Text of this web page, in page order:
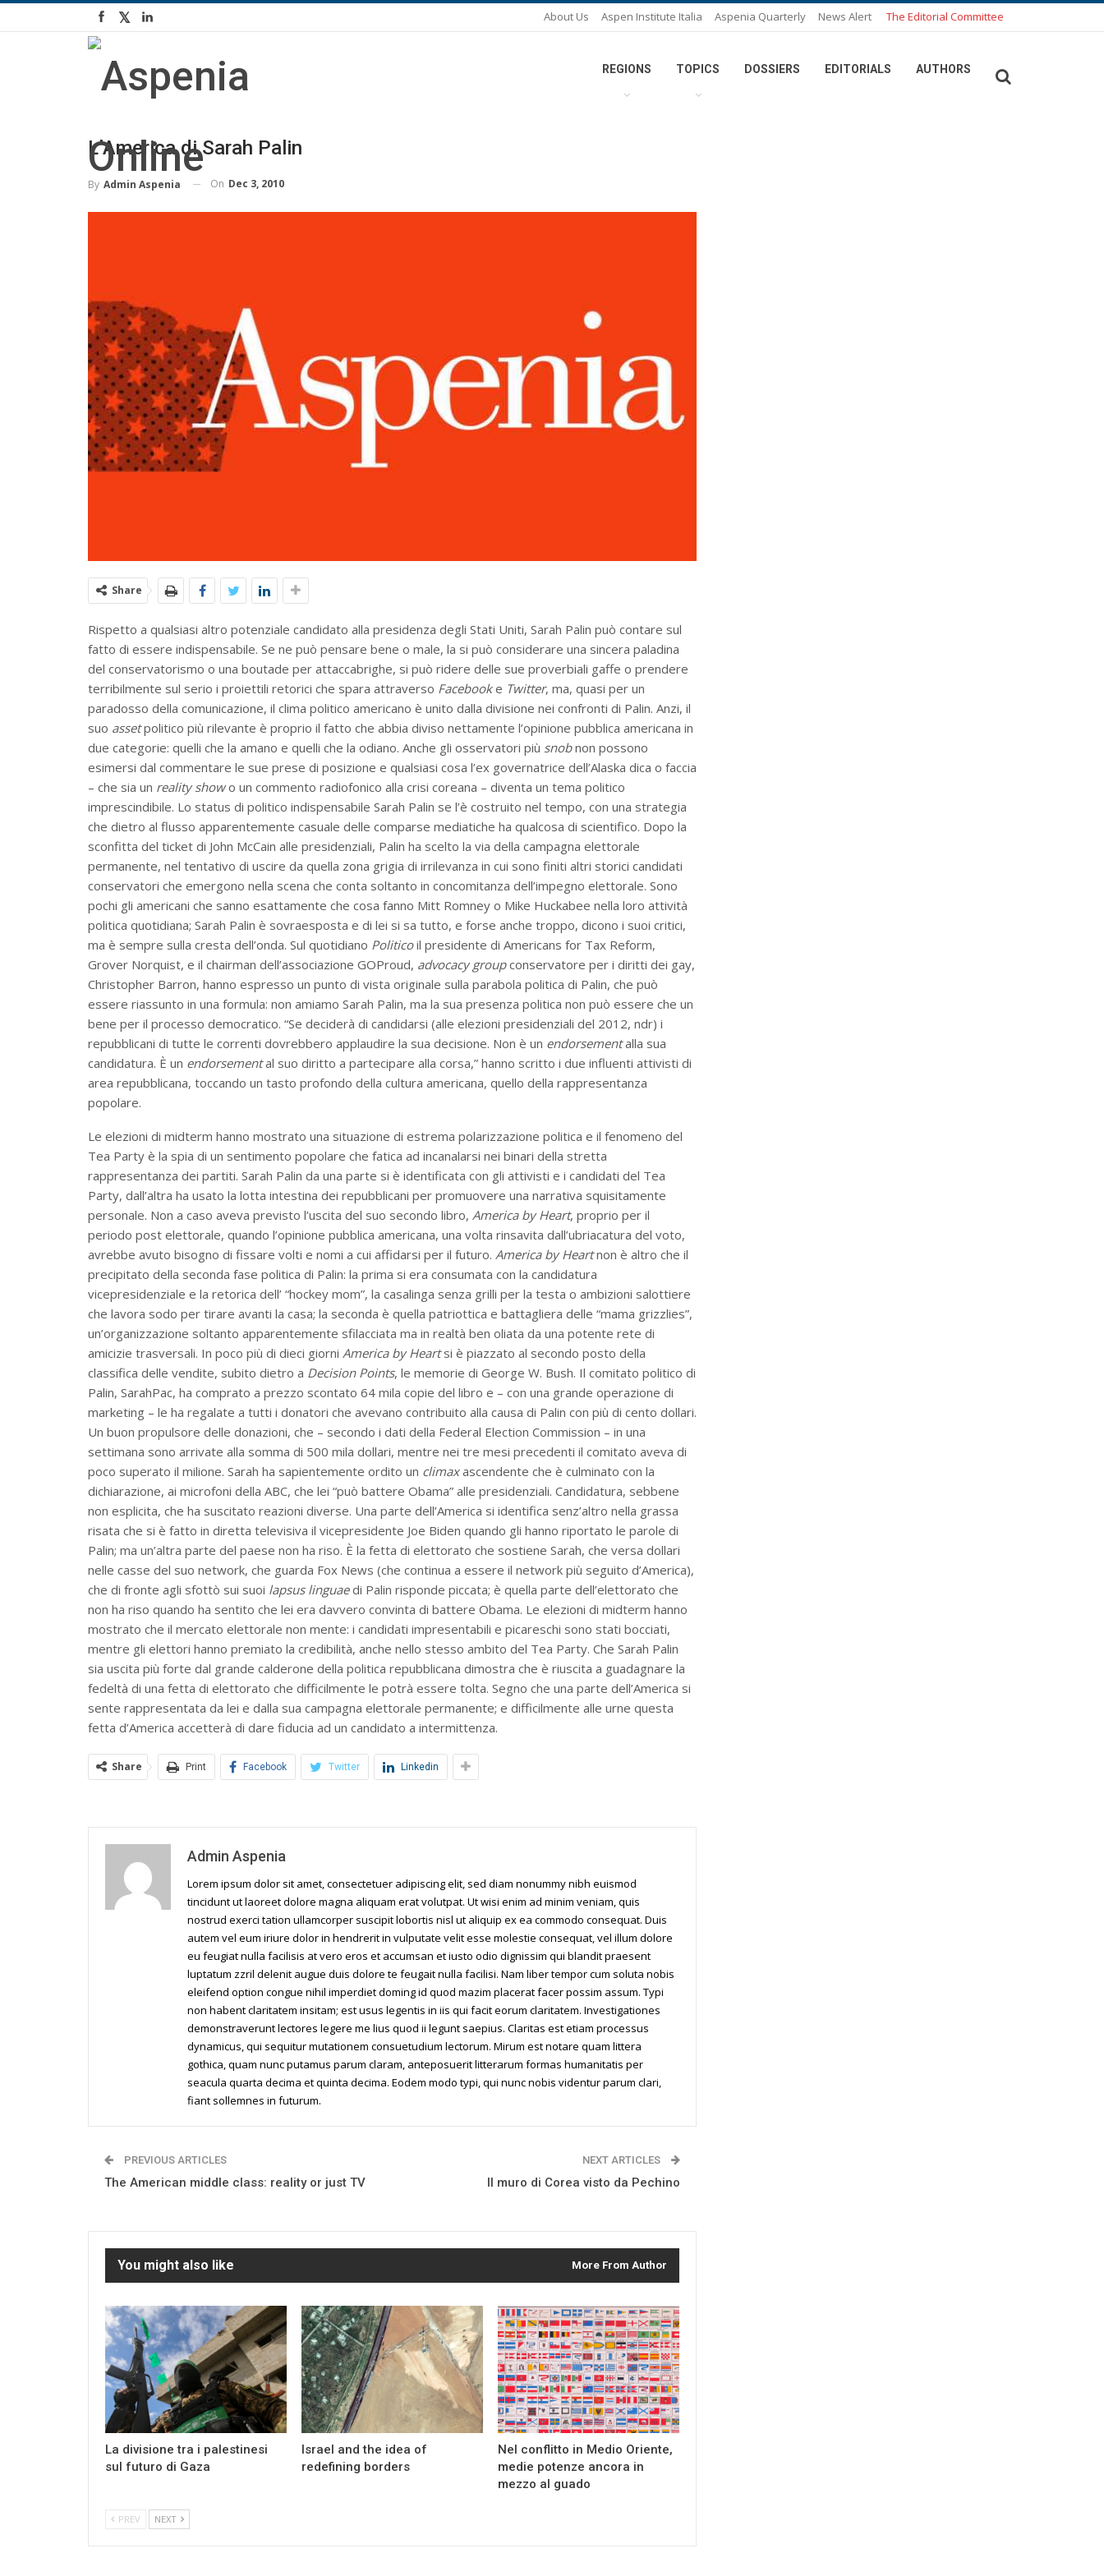
About Us Aspen Institute Italia Aspenia Quarterly News Alert The Editorial Committee
REGIONS TOPICS DOSSIERS EDITORIALS AUTHORS
L’America di Sarah Palin
By Admin Aspenia On Dec 3, 2010
Share
Rispetto a qualsiasi altro potenziale candidato alla presidenza degli Stati Uniti, Sarah Palin può contare sul
fatto di essere indispensabile. Se ne può pensare bene o male, la si può considerare una sincera paladina
del conservatorismo o una boutade per attaccabrighe, si può ridere delle sue proverbiali gaffe o prendere
terribilmente sul serio i proiettili retorici che spara attraverso Facebooke Twitter, ma, quasi per un
paradosso della comunicazione, il clima politico americano è unito dalla divisione nei confronti di Palin. Anzi, il
suo assetpolitico più rilevante è proprio il fatto che abbia diviso nettamente l’opinione pubblica americana in
due categorie: quelli che la amano e quelli che la odiano. Anche gli osservatori più snobnon possono
esimersi dal commentare le sue prese di posizione e qualsiasi cosa l’ex governatrice dell’Alaska dica o faccia
– che sia un reality showo un commento radiofonico alla crisi coreana – diventa un tema politico
imprescindibile. Lo status di politico indispensabile Sarah Palin se l’è costruito nel tempo, con una strategia
che dietro al flusso apparentemente casuale delle comparse mediatiche ha qualcosa di scientifico. Dopo la
sconfitta del ticket di John McCain alle presidenziali, Palin ha scelto la via della campagna elettorale
permanente, nel tentativo di uscire da quella zona grigia di irrilevanza in cui sono finiti altri storici candidati
conservatori che emergono nella scena che conta soltanto in concomitanza dell’impegno elettorale. Sono
pochi gli americani che sanno esattamente che cosa fanno Mitt Romney o Mike Huckabee nella loro attività
politica quotidiana; Sarah Palin è sovraesposta e di lei si sa tutto, e forse anche troppo, dicono i suoi critici,
ma è sempre sulla cresta dell’onda. Sul quotidiano Politicoil presidente di Americans for Tax Reform,
Grover Norquist, e il chairman dell’associazione GOProud, advocacy groupconservatore per i diritti dei gay,
Christopher Barron, hanno espresso un punto di vista originale sulla parabola politica di Palin, che può
essere riassunto in una formula: non amiamo Sarah Palin, ma la sua presenza politica non può essere che un
bene per il processo democratico. “Se deciderà di candidarsi (alle elezioni presidenziali del 2012, ndr) i
repubblicani di tutte le correnti dovrebbero applaudire la sua decisione. Non è un endorsementalla sua
candidatura. È un endorsemental suo diritto a partecipare alla corsa,” hanno scritto i due influenti attivisti di
area repubblicana, toccando un tasto profondo della cultura americana, quello della rappresentanza
popolare.
Le elezioni di midterm hanno mostrato una situazione di estrema polarizzazione politica e il fenomeno del
Tea Party è la spia di un sentimento popolare che fatica ad incanalarsi nei binari della stretta
rappresentanza dei partiti. Sarah Palin da una parte si è identificata con gli attivisti e i candidati del Tea
Party, dall’altra ha usato la lotta intestina dei repubblicani per promuovere una narrativa squisitamente
personale. Non a caso aveva previsto l’uscita del suo secondo libro, America by Heart, proprio per il
periodo post elettorale, quando l’opinione pubblica americana, una volta rinsavita dall’ubriacatura del voto,
avrebbe avuto bisogno di fissare volti e nomi a cui affidarsi per il futuro. America by Heartnon è altro che il
precipitato della seconda fase politica di Palin: la prima si era consumata con la candidatura
vicepresidenziale e la retorica dell’ “hockey mom”, la casalinga senza grilli per la testa o ambizioni salottiere
che lavora sodo per tirare avanti la casa; la seconda è quella patriottica e battagliera delle “mama grizzlies”,
un’organizzazione soltanto apparentemente sfilacciata ma in realtà ben oliata da una potente rete di
amicizie trasversali. In poco più di dieci giorni America by Heartsi è piazzato al secondo posto della
classifica delle vendite, subito dietro a Decision Points, le memorie di George W. Bush. Il comitato politico di
Palin, SarahPac, ha comprato a prezzo scontato 64 mila copie del libro e – con una grande operazione di
marketing – le ha regalate a tutti i donatori che avevano contribuito alla causa di Palin con più di cento dollari.
Un buon propulsore delle donazioni, che – secondo i dati della Federal Election Commission – in una
settimana sono arrivate alla somma di 500 mila dollari, mentre nei tre mesi precedenti il comitato aveva di
poco superato il milione. Sarah ha sapientemente ordito un climaxascendente che è culminato con la
dichiarazione, ai microfoni della ABC, che lei “può battere Obama” alle presidenziali. Candidatura, sebbene
non esplicita, che ha suscitato reazioni diverse. Una parte dell’America si identifica senz’altro nella grassa
risata che si è fatto in diretta televisiva il vicepresidente Joe Biden quando gli hanno riportato le parole di
Palin; ma un’altra parte del paese non ha riso. È la fetta di elettorato che sostiene Sarah, che versa dollari
nelle casse del suo network, che guarda Fox News (che continua a essere il network più seguito d’America),
che di fronte agli sfottò sui suoi lapsus linguaedi Palin risponde piccata; è quella parte dell’elettorato che
non ha riso quando ha sentito che lei era davvero convinta di battere Obama. Le elezioni di midterm hanno
mostrato che il mercato elettorale non mente: i candidati impresentabili e picareschi sono stati bocciati,
mentre gli elettori hanno premiato la credibilità, anche nello stesso ambito del Tea Party. Che Sarah Palin
sia uscita più forte dal grande calderone della politica repubblicana dimostra che è riuscita a guadagnare la
fedeltà di una fetta di elettorato che difficilmente le potrà essere tolta. Segno che una parte dell’America si
sente rappresentata da lei e dalla sua campagna elettorale permanente; e difficilmente alle urne questa
fetta d’America accetterà di dare fiducia ad un candidato a intermittenza.
Share Print Facebook Twitter Linkedin
Admin Aspenia
Lorem ipsum dolor sit amet, consectetuer adipiscing elit, sed diam nonummy nibh euismod
tincidunt ut laoreet dolore magna aliquam erat volutpat. Ut wisi enim ad minim veniam, quis
nostrud exerci tation ullamcorper suscipit lobortis nisl ut aliquip ex ea commodo consequat. Duis
autem vel eum iriure dolor in hendrerit in vulputate velit esse molestie consequat, vel illum dolore
eu feugiat nulla facilisis at vero eros et accumsan et iusto odio dignissim qui blandit praesent
luptatum zzril delenit augue duis dolore te feugait nulla facilisi. Nam liber tempor cum soluta nobis
eleifend option congue nihil imperdiet doming id quod mazim placerat facer possim assum. Typi
non habent claritatem insitam; est usus legentis in iis qui facit eorum claritatem. Investigationes
demonstraverunt lectores legere me lius quod ii legunt saepius. Claritas est etiam processus
dynamicus, qui sequitur mutationem consuetudium lectorum. Mirum est notare quam littera
gothica, quam nunc putamus parum claram, anteposuerit litterarum formas humanitatis per
seacula quarta decima et quinta decima. Eodem modo typi, qui nunc nobis videntur parum clari,
fiant sollemnes in futurum.
PREVIOUS ARTICLES
The American middle class: reality or just TV
NEXT ARTICLES
Il muro di Corea visto da Pechino
You might also like More From Author
La divisione tra i palestinesi
sul futuro di Gaza
Israel and the idea of
redefining borders
Nel conflitto in Medio Oriente,
medie potenze ancora in
mezzo al guado
PREV NEXT